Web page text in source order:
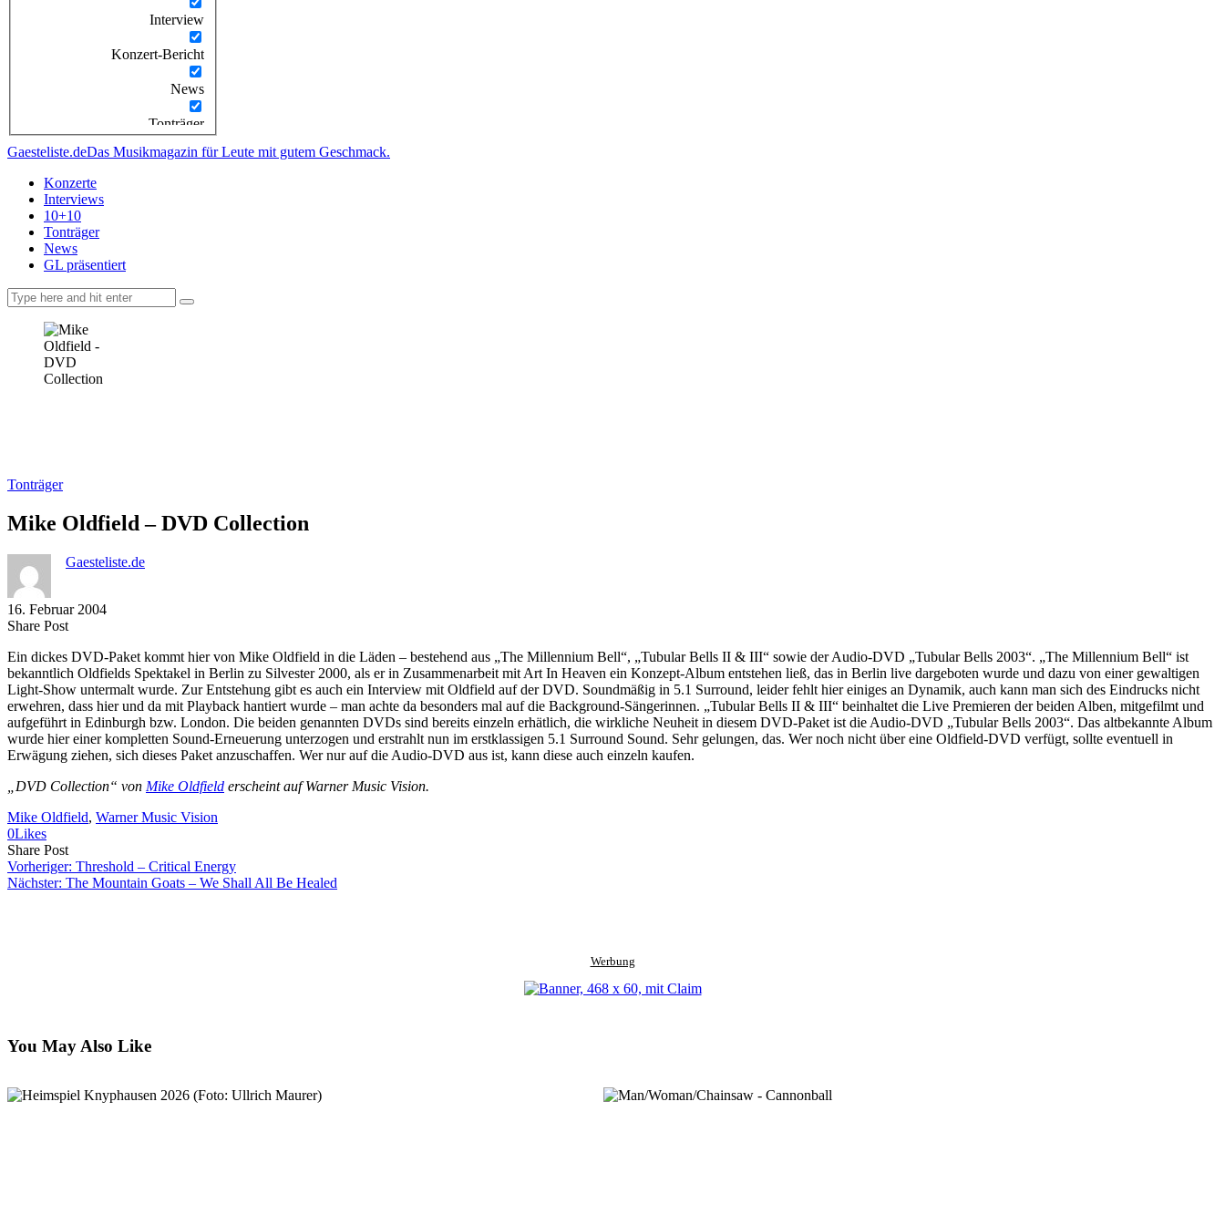
Interview
Konzert-Bericht
News
Tonträger
Gaesteliste.deDas Musikmagazin für Leute mit gutem Geschmack.
Konzerte
Interviews
10+10
Tonträger
News
GL präsentiert
Tonträger
Mike Oldfield – DVD Collection
Gaesteliste.de
16. Februar 2004
Share PostShare
Facebook
Copy
to
clipboard
Send
via
eMail
Ein dickes DVD-Paket kommt hier von Mike Oldfield in die Läden – bestehend aus „The Millennium Bell“, „Tubular Bells II & III“ sowie der Audio-DVD „Tubular Bells 2003“. „The Millennium Bell“ ist
bekanntlich Oldfields Spektakel in Berlin zu Silvester 2000, als er in Zusammenarbeit mit Art In Heaven ein Konzept-Album entstehen ließ, das in Berlin live dargeboten wurde und dazu von einer gewaltigen
Light-Show untermalt wurde. Zur Entstehung gibt es auch ein Interview mit Oldfield auf der DVD. Soundmäßig in 5.1 Surround, leider fehlt hier einiges an Dynamik, auch kann man sich des Eindrucks nicht
erwehren, dass hier und da mit Playback hantiert wurde – man achte da besonders mal auf die Background-Sängerinnen. „Tubular Bells II & III“ beinhaltet die Live Premieren der beiden Alben, mitgefilmt und
aufgeführt in Edinburgh bzw. London. Die beiden genannten DVDs sind bereits einzeln erhätlich, die wirkliche Neuheit in diesem DVD-Paket ist die Audio-DVD „Tubular Bells 2003“. Das altbekannte Album
wurde hier einer kompletten Sound-Erneuerung unterzogen und erstrahlt nun im erstklassigen 5.1 Surround Sound. Sehr gelungen, das. Wer noch nicht über eine Oldfield-DVD verfügt, sollte eventuell in
Erwägung ziehen, sich dieses Paket anzuschaffen. Wer nur auf die Audio-DVD aus ist, kann diese auch einzeln kaufen.
„DVD Collection“ von Mike Oldfield erscheint auf Warner Music Vision.
Mike Oldfield, Warner Music Vision
0Likes
Share PostShare
on
Facebook
Copy
URL
to
Send
Link
via
Vorheriger: Threshold – Critical Energy
Nächster: The Mountain Goats – We Shall All Be Healed
Werbung
You May Also Like